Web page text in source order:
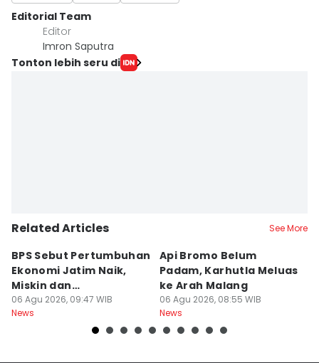
Editorial Team
Editor
Imron Saputra
Tonton lebih seru di
Related Articles See More
BPS Sebut Pertumbuhan
Ekonomi Jatim Naik,
Miskin dan
Pengangguran Turun
06 Agu 2026, 09:47 WIB
News
Api Bromo Belum
Padam, Karhutla Meluas
ke Arah Malang
06 Agu 2026, 08:55 WIB
News